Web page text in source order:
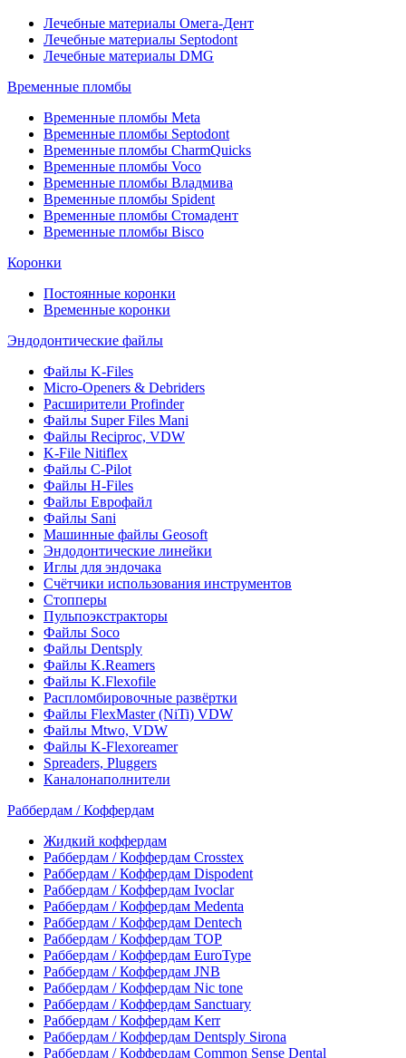
Лечебные материалы Омега-Дент
Лечебные материалы Septodont
Лечебные материалы DMG
Временные пломбы
Временные пломбы Meta
Временные пломбы Septodont
Временные пломбы CharmQuicks
Временные пломбы Voco
Временные пломбы Владмива
Временные пломбы Spident
Временные пломбы Стомадент
Временные пломбы Bisco
Коронки
Постоянные коронки
Временные коронки
Эндодонтические файлы
Файлы K-Files
Micro-Openers & Debriders
Расширители Profinder
Файлы Super Files Mani
Файлы Reciproc, VDW
K-File Nitiflex
Файлы C-Pilot
Файлы H-Files
Файлы Еврофайл
Файлы Sani
Машинные файлы Geosoft
Эндодонтические линейки
Иглы для эндочака
Счётчики использования инструментов
Стопперы
Пульпоэкстракторы
Файлы Soco
Файлы Dentsply
Файлы K.Reamers
Файлы K.Flexofile
Распломбировочные развёртки
Файлы FlexMaster (NiTi) VDW
Файлы Mtwo, VDW
Файлы K-Flexoreamer
Spreaders, Pluggers
Каналонаполнители
Раббердам / Коффердам
Жидкий коффердам
Раббердам / Коффердам Crosstex
Раббердам / Коффердам Dispodent
Раббердам / Коффердам Ivoclar
Раббердам / Коффердам Medenta
Раббердам / Коффердам Dentech
Раббердам / Коффердам ТОР
Раббердам / Коффердам EuroType
Раббердам / Коффердам JNB
Раббердам / Коффердам Nic tone
Раббердам / Коффердам Sanctuary
Раббердам / Коффердам Kerr
Раббердам / Коффердам Dentsply Sirona
Раббердам / Коффердам Common Sense Dental